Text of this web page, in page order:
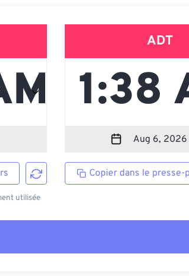
utilisée
ADT
Copier dans le presse-